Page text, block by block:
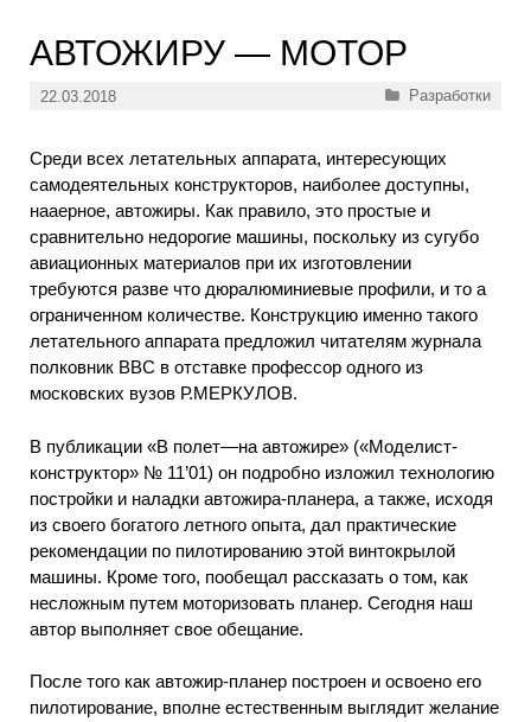
АВТОЖИРУ — МОТОР
22.03.2018 Рубрики
Разработки
Среди всех летательных аппарата, интересующих
самодеятельных конструкторов, наиболее доступны,
нааерное, автожиры. Как правило, это простые и
сравнительно недорогие машины, поскольку из сугубо
авиационных материалов при их изготовлении
требуются разве что дюралюминиевые профили, и то а
ограниченном количестве. Конструкцию именно такого
летательного аппарата предложил читателям журнала
полковник ВВС в отставке профессор одного из
московских вузов Р.МЕРКУЛОВ.
В публикации «В полет—на автожире» («Моделист-
конструктор» № 11’01) он подробно изложил технологию
постройки и наладки автожира-планера, а также, исходя
из своего богатого летного опыта, дал практические
рекомендации по пилотированию этой винтокрылой
машины. Кроме того, пообещал рассказать о том, как
несложным путем моторизовать планер. Сегодня наш
автор выполняет свое обещание.
После того как автожир-планер построен и освоено его
пилотирование, вполне естественным выглядит желание